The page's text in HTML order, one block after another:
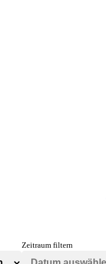
Zeitraum filtern